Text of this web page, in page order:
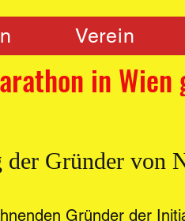
Verein
der Gründer von
Gründer der